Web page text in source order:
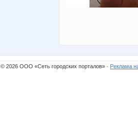
© 2026 ООО «Сеть городских порталов» · Реклама